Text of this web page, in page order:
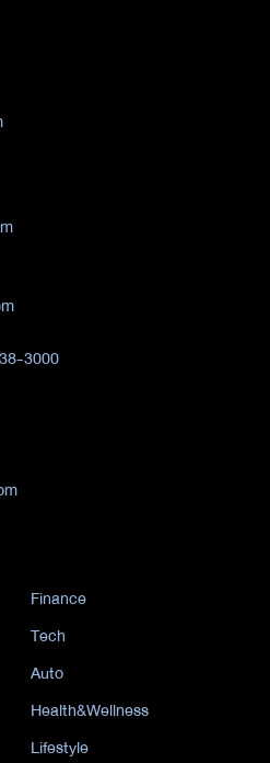
3000
Finance
Tech
Auto
Health&Wellness
Lifestyle